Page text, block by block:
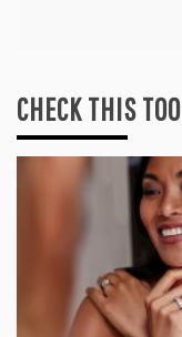
CHECK THIS TOO